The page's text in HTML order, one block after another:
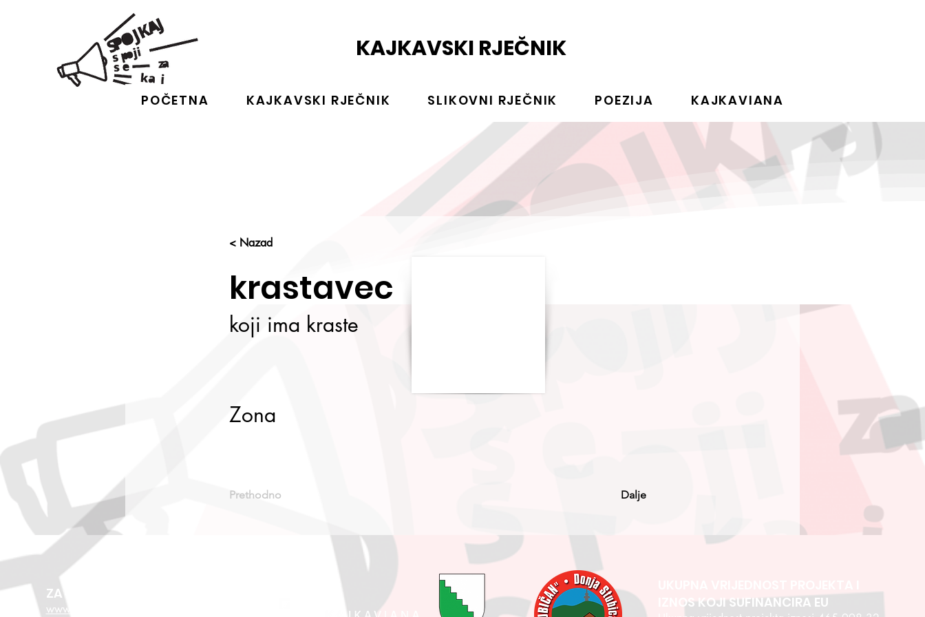
KAJKAVSKI RJEČNIK
POČETNA KAJKAVSKI RJEČNIK SLIKOVNI RJEČNIK POEZIJA KAJKAVIANA
< Nazad
krastavec
koji ima kraste
Zona
Prethodno Dalje
ZA VIŠE O EU FONDOVIMA
www.esf.hr
IZNOS KOJI SUFINANCIRA EU